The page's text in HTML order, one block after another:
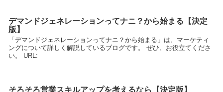
デマンドジェネレーションってナニ？から始まる【決定
版】
「デマンドジェネレーションってナニ？から始まる」は、マーケティ
ングについて詳しく解説しているブログです。 ぜひ、お役立てくださ
い。 URL:
そろそろ営業スキルアップを考えるなら【決定版】